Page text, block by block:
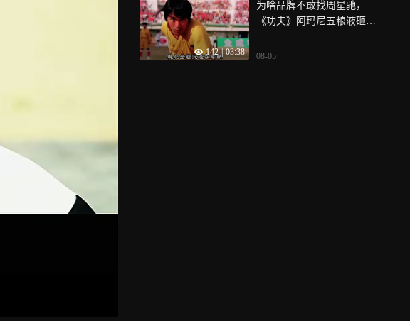
142 | 03:38
为啥品牌不敢找周星驰，
《功夫》阿玛尼五粮液砸钱
08-05